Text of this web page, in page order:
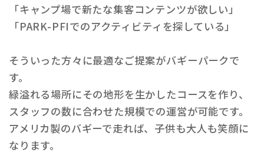
「キャンプ場で新たな集客コンテンツが欲しい」
「PARK-PFIでのアクティビティを探している」
そういった方々に最適なご提案がバギーパークで
す。
緑溢れる場所にその地形を生かしたコースを作り、
スタッフの数に合わせた規模での運営が可能です。
アメリカ製のバギーで走れば、子供も大人も笑顔に
なります。